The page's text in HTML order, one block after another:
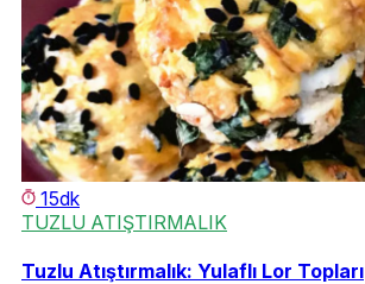
15dk
TUZLU ATIŞTIRMALIK
Tuzlu Atıştırmalık: Yulaflı Lor Topları